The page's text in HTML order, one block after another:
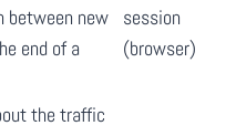
between new
end of a
session
(browser)
the traffic